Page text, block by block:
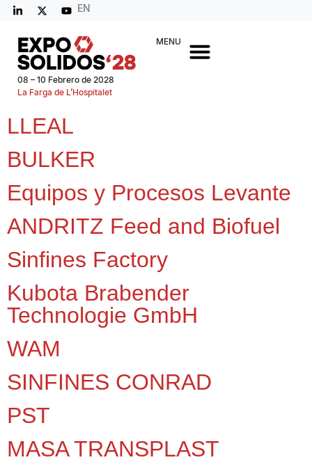
EN
08 – 10 Febrero de 2028
La Farga de L’Hospitalet
MENU
LLEAL
BULKER
Equipos y Procesos Levante
ANDRITZ Feed and Biofuel
Sinfines Factory
Kubota Brabender
Technologie GmbH
WAM
SINFINES CONRAD
PST
MASA TRANSPLAST